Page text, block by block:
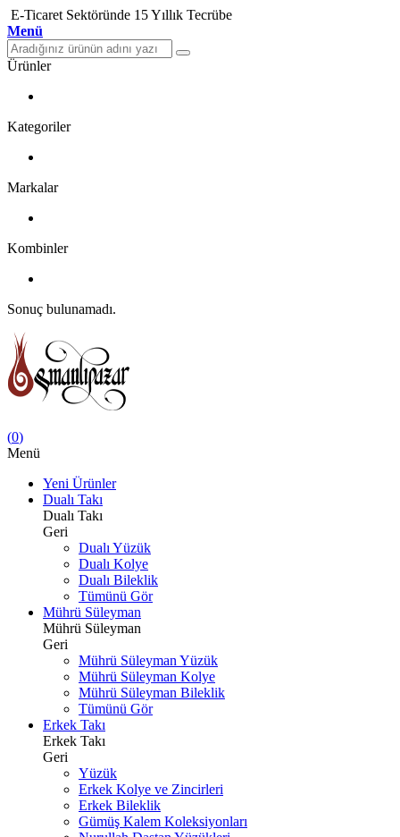
E-Ticaret Sektöründe 15 Yıllık Tecrübe
Menü
Ürünler
Kategoriler
Markalar
Kombinler
Sonuç bulunamadı.
(0)
Menü
Yeni Ürünler
Dualı Takı
Dualı Takı
Geri
Dualı Yüzük
Dualı Kolye
Dualı Bileklik
Tümünü Gör
Mührü Süleyman
Mührü Süleyman
Geri
Mührü Süleyman Yüzük
Mührü Süleyman Kolye
Mührü Süleyman Bileklik
Tümünü Gör
Erkek Takı
Erkek Takı
Geri
Yüzük
Erkek Kolye ve Zincirleri
Erkek Bileklik
Gümüş Kalem Koleksiyonları